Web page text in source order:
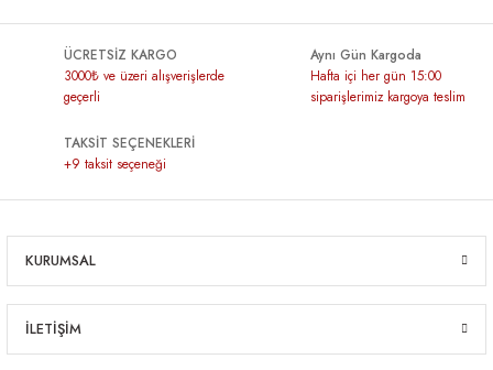
ÜCRETSİZ KARGO
3000₺ ve üzeri alışverişlerde
geçerli
Aynı Gün Kargoda
Hafta içi her gün 15:00
siparişlerimiz kargoya teslim
TAKSİT SEÇENEKLERİ
+9 taksit seçeneği
KURUMSAL
İLETİŞİM